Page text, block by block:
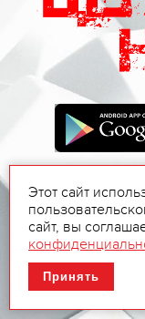
Этот сайт
сайт, вы
Принять